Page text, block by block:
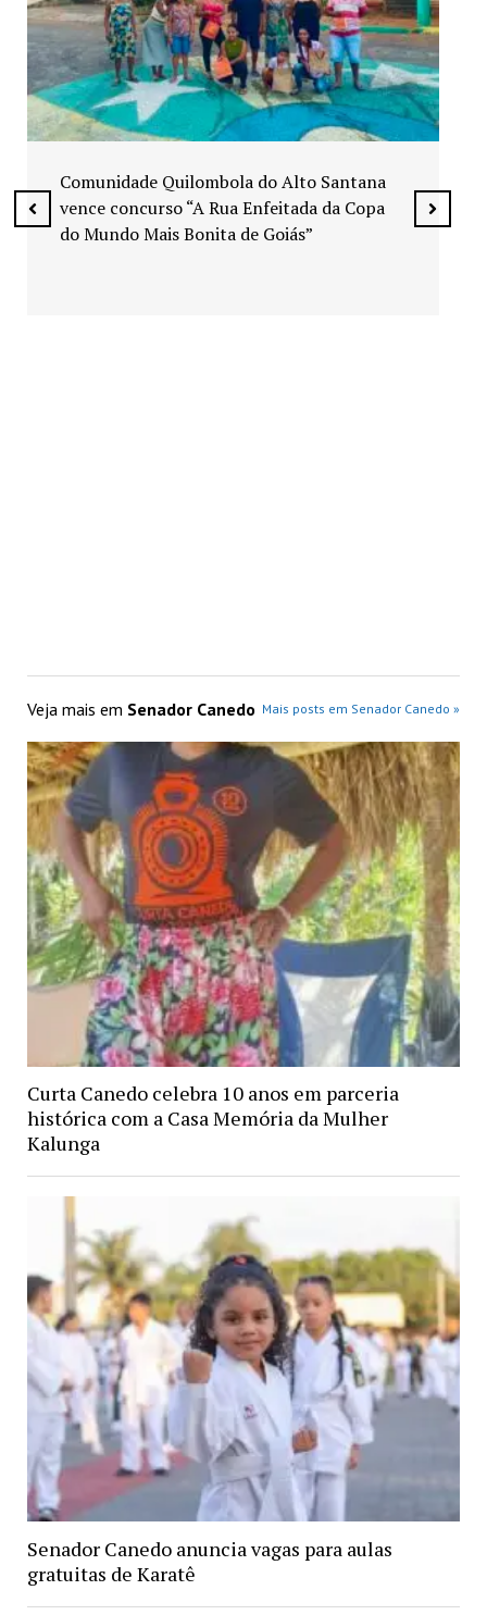
Exposição “Arte em Cores” leva pinturas a
espaços públicos de Senador Canedo
Veja mais em Senador Canedo Mais posts em Senador Canedo »
Curta Canedo celebra 10 anos em parceria
histórica com a Casa Memória da Mulher
Kalunga
Senador Canedo anuncia vagas para aulas
gratuitas de Karatê